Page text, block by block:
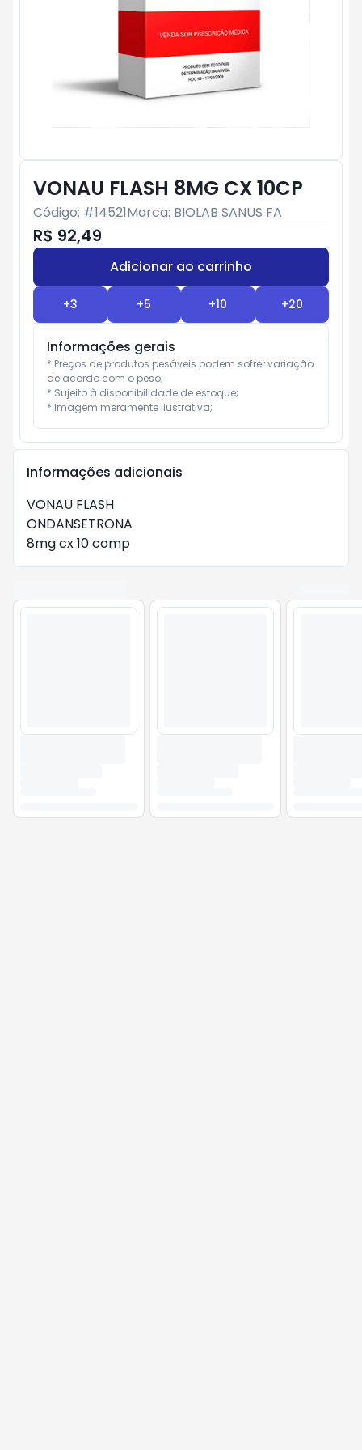
VONAU FLASH 8MG CX 10CP
Código: #14521Marca: BIOLAB SANUS FA
R$ 92,49
Adicionar ao carrinho
+3 +5 +10 +20
Informações gerais
* Preços de produtos pesáveis podem sofrer variação
de acordo com o peso;
* Sujeito à disponibilidade de estoque;
* Imagem meramente ilustrativa;
Informações adicionais
VONAU FLASH
ONDANSETRONA
8mg cx 10 comp